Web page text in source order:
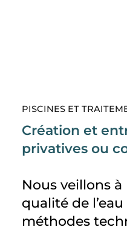
PISCINES ET
Création et
privatives ou
Nous veillons
qualité de
méthodes